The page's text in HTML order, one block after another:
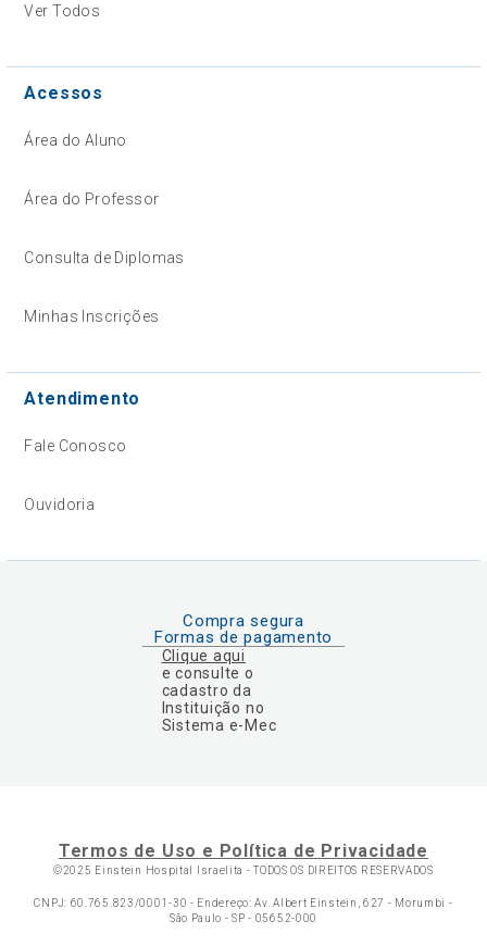
Ver Todos
Acessos
Área do Aluno
Área do Professor
Consulta de Diplomas
Minhas Inscrições
Atendimento
Fale Conosco
Ouvidoria
Compra segura
Formas de pagamento
Clique aqui
e consulte o
cadastro da
Instituição no
Sistema e-Mec
Termos de Uso e Política de Privacidade
©2025 Einstein Hospital Israelita -TODOS OS DIREITOS RESERVADOS
CNPJ: 60.765.823/0001-30 - Endereço: Av. Albert Einstein, 627 - Morumbi -
São Paulo - SP - 05652-000